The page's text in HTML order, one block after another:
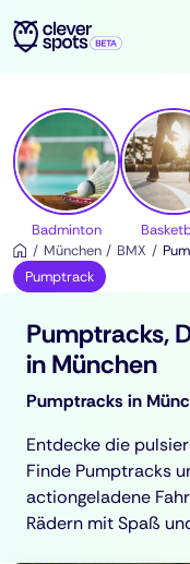
cleverspots - Sport
Badminton
München
BMX
Pumptrack
Pumptracks,
in München
Pumptracks in
Entdecke die
Finde Pumptracks
actiongeladene
Rädern mit Spaß